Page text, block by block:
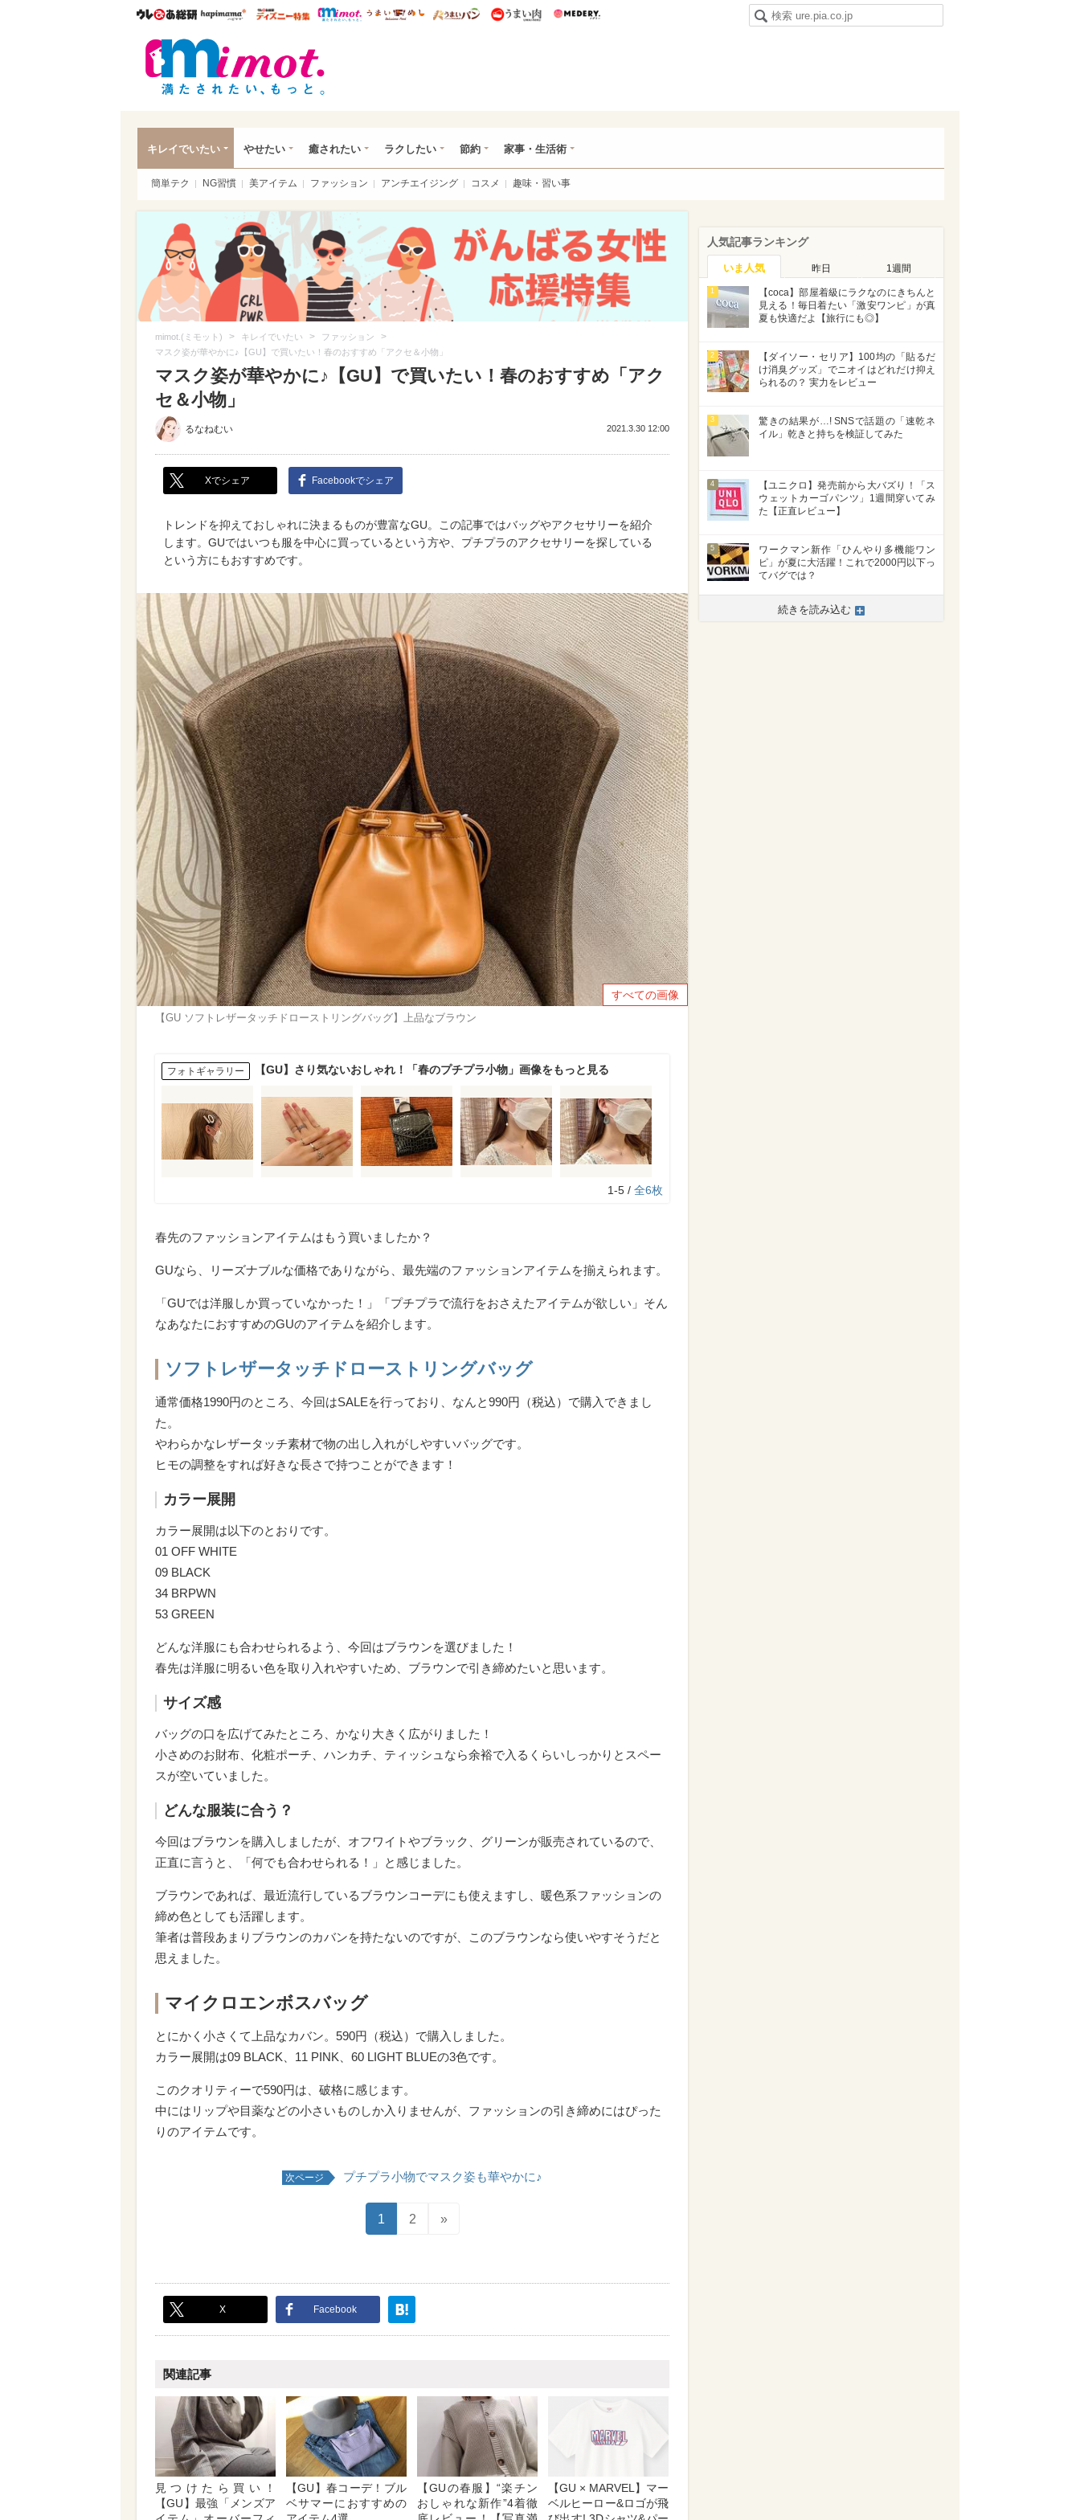
ウレぴあ総研ハピママ* ウレぴあ総研 ディズニー特集
mimot. うまいめし うまいパン うまい肉
キレイでいたい やせたい 癒されたい ラクしたい 節約 家事・生活術
簡単テク NG習慣 美アイテム ファッション アンチエイジング コスメ 趣味・習い事
mimot.(ミモット) > キレイでいたい > ファッション >
マスク姿が華やかに♪【GU】で買いたい！春のおすすめ「アクセ＆小物」
マスク姿が華やかに♪【GU】で買いたい！春のおすすめ「アク
セ＆小物」
るなねむい 2021.3.30 12:00
Xでシェア Facebookでシェア
トレンドを抑えておしゃれに決まるものが豊富なGU。この記事ではバッグやアクセサリーを紹介
します。GUではいつも服を中心に買っているという方や、プチプラのアクセサリーを探している
という方にもおすすめです。
すべての画像
【GU ソフトレザータッチドローストリングバッグ】上品なブラウン
フォトギャラリー 【GU】さり気ないおしゃれ！「春のプチプラ小物」画像をもっと見る
1-5 / 全6枚
春先のファッションアイテムはもう買いましたか？
GUなら、リーズナブルな価格でありながら、最先端のファッションアイテムを揃えられます。
「GUでは洋服しか買っていなかった！」「プチプラで流行をおさえたアイテムが欲しい」そん
なあなたにおすすめのGUのアイテムを紹介します。
ソフトレザータッチドローストリングバッグ
通常価格1990円のところ、今回はSALEを行っており、なんと990円（税込）で購入できまし
た。
やわらかなレザータッチ素材で物の出し入れがしやすいバッグです。
ヒモの調整をすれば好きな長さで持つことができます！
カラー展開
カラー展開は以下のとおりです。
01 OFF WHITE
09 BLACK
34 BRPWN
53 GREEN
どんな洋服にも合わせられるよう、今回はブラウンを選びました！
春先は洋服に明るい色を取り入れやすいため、ブラウンで引き締めたいと思います。
サイズ感
バッグの口を広げてみたところ、かなり大きく広がりました！
小さめのお財布、化粧ポーチ、ハンカチ、ティッシュなら余裕で入るくらいしっかりとスペー
スが空いていました。
どんな服装に合う？
今回はブラウンを購入しましたが、オフワイトやブラック、グリーンが販売されているので、
正直に言うと、「何でも合わせられる！」と感じました。
ブラウンであれば、最近流行しているブラウンコーデにも使えますし、暖色系ファッションの
締め色としても活躍します。
筆者は普段あまりブラウンのカバンを持たないのですが、このブラウンなら使いやすそうだと
思えました。
マイクロエンボスバッグ
とにかく小さくて上品なカバン。590円（税込）で購入しました。
カラー展開は09 BLACK、11 PINK、60 LIGHT BLUEの3色です。
このクオリティーで590円は、破格に感じます。
中にはリップや目薬などの小さいものしか入りませんが、ファッションの引き締めにはぴった
りのアイテムです。
次ページ プチプラ小物でマスク姿も華やかに♪
1 2 »
X Facebook
関連記事
見つけたら買い！
【GU】最強「メンズア
【GU】春コーデ！ブル
ベサマーにおすすめの
【GUの春服】“楽チン
おしゃれな新作”4着徹
【GU × MARVEL】マー
ベルヒーロー&ロゴが飛
人気記事ランキング
いま人気 昨日 1週間
1
【coca】部屋着級にラクなのにきちんと
見える！毎日着たい「激安ワンピ」が真
夏も快適だよ【旅行にも◎】
2
【ダイソー・セリア】100均の「貼るだ
け消臭グッズ」でニオイはどれだけ抑え
られるの？ 実力をレビュー
3
驚きの結果が…! SNSで話題の「速乾ネ
イル」乾きと持ちを検証してみた
4
【ユニクロ】発売前から大バズり！「ス
ウェットカーゴパンツ」1週間穿いてみ
た【正直レビュー】
5
ワークマン新作「ひんやり多機能ワン
ピ」が夏に大活躍！これで2000円以下っ
てバグでは？
続きを読み込む